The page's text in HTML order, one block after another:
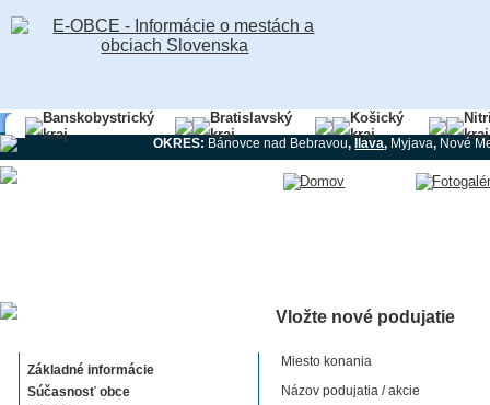
Banskobystrický
kraj
Bratislavský
kraj
Košický
kraj
kraj
OKRES: Bánovce nad Bebravou, Ilava, Myjava, Nové
Základné informácie
Súčasnosť obce
Vložte nové podujatie
Miesto konania
Názov podujatia / akcie